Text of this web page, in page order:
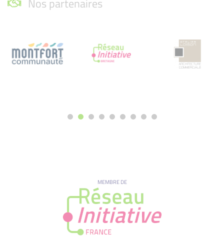
Nos partenaires
MEMBRE DE